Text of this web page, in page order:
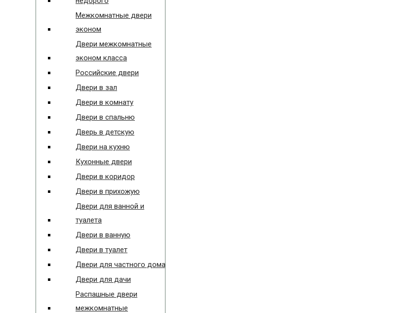
Межкомнатные двери
эконом
Двери межкомнатные
эконом класса
Российские двери
Двери в зал
Двери в комнату
Двери в спальню
Дверь в детскую
Двери на кухню
Кухонные двери
Двери в коридор
Двери в прихожую
Двери для ванной и
туалета
Двери в ванную
Двери в туалет
Двери для частного дома
Двери для дачи
Распашные двери
межкомнатные